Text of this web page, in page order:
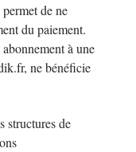
de ne
du paiement.
à une
ne bénéficie
structures de